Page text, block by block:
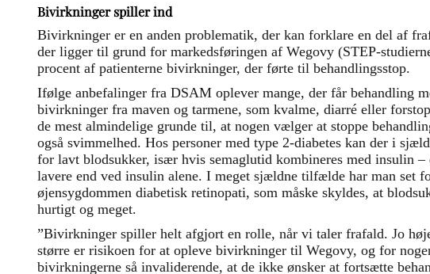
Bivirkninger spiller ind
Bivirkninger er en anden problematik, der kan forklare en del af
der ligger til grund for markedsføringen af Wegovy (STEP-
procent af patienterne bivirkninger, der førte til behandlingsstop.
Ifølge anbefalinger fra DSAM oplever mange, der får behandling
bivirkninger fra maven og tarmene, som kvalme, diarré eller
de mest almindelige grunde til, at nogen vælger at stoppe
også svimmelhed. Hos personer med type 2-diabetes kan der i
for lavt blodsukker, især hvis semaglutid kombineres med insulin –
lavere end ved insulin alene. I meget sjældne tilfælde har man set
øjensygdommen diabetisk retinopati, som måske skyldes, at
hurtigt og meget.
”Bivirkninger spiller helt afgjort en rolle, når vi taler frafald. Jo
større er risikoen for at opleve bivirkninger til Wegovy, og for
bivirkningerne så invaliderende, at de ikke ønsker at fortsætte